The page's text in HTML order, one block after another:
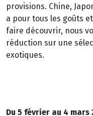
provisions. Chine,
a pour tous les goûts
faire découvrir, nous
réduction sur une
exotiques.
Du 5 février au 4 mars